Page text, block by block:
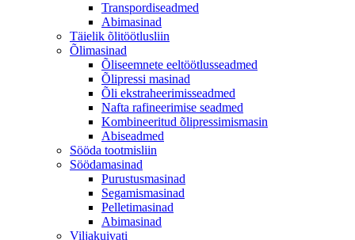
Transpordiseadmed
Abimasinad
Täielik õlitöötlusliin
Õlimasinad
Õliseemnete eeltöötlusseadmed
Õlipressi masinad
Õli ekstraheerimisseadmed
Nafta rafineerimise seadmed
Kombineeritud õlipressimismasin
Abiseadmed
Sööda tootmisliin
Söödamasinad
Purustusmasinad
Segamismasinad
Pelletimasinad
Abimasinad
Viljakuivati